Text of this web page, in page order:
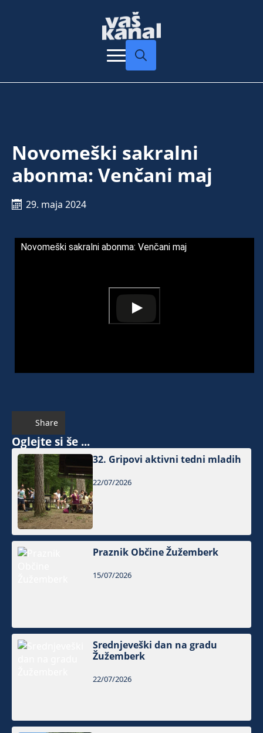
Novomeški sakralni
abonma: Venčani maj
29. maja 2024
Novomeški sakralni abonma: Venčani maj
Share
Oglejte si še ...
32. Gripovi aktivni tedni mladih
22/07/2026
Praznik Občine Žužemberk
15/07/2026
Srednjeveški dan na gradu
Žužemberk
22/07/2026